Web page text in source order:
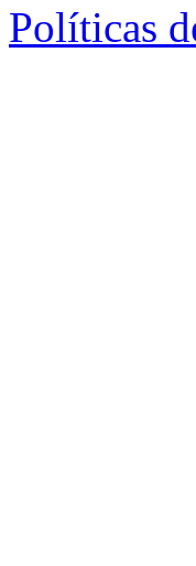
Políticas